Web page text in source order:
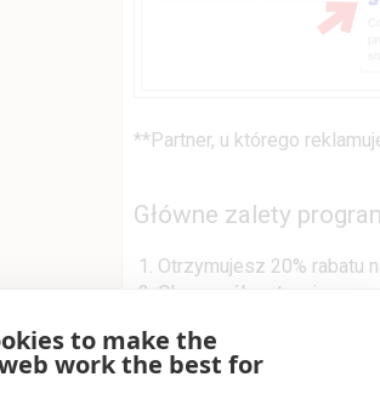
**Partner, u którego
Główne zalety
Otrzymujesz 20% rabatu
Okres próbny trwający
programów i
Nie potrzebujemy
to make the
work the best for